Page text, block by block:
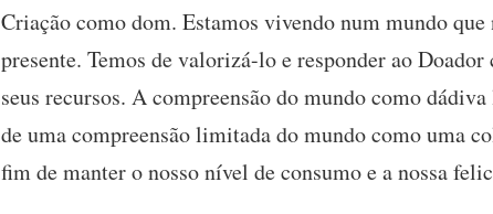
Criação como dom. Estamos vivendo num mundo
presente. Temos de valorizá-lo e responder ao
seus recursos. A compreensão do mundo como
de uma compreensão limitada do mundo como uma
fim de manter o nosso nível de consumo e a nossa